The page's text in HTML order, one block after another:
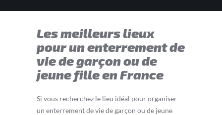
Les meilleurs lieux
pour un enterrement de
vie de garçon ou de
jeune fille en France
Si vous recherchez le lieu idéal pour organiser
un enterrement de vie de garçon ou de jeune